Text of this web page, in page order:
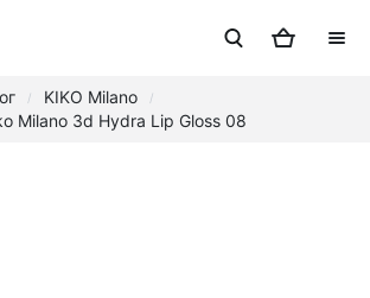
/ KIKO Milano /
Milano 3d Hydra Lip Gloss 08